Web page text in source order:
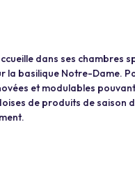
dans ses chambres
basilique Notre-Dame.
et modulables
de produits de